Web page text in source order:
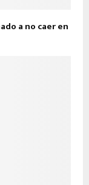
a no caer en